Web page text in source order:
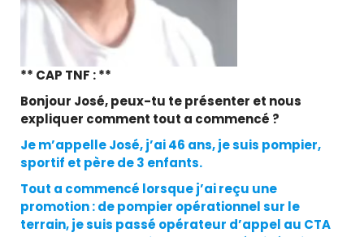
** CAP TNF : **
Bonjour José, peux-tu te présenter et nous
expliquer comment tout a commencé ?
Je m’appelle José, j’ai 46 ans, je suis pompier,
sportif et père de 3 enfants.
Tout a commencé lorsque j’ai reçu une
promotion : de pompier opérationnel sur le
terrain, je suis passé opérateur d’appel au CTA